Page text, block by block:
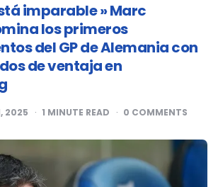
imparable » Marc
los primeros
del GP de Alemania con
de ventaja en
2025 1 MINUTE READ 0 COMMENTS